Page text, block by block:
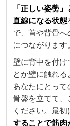
「正しい姿勢
直線になる状態
で、首や背骨へ
につながります
壁に背中を付け
とが壁に触れる
あなたにとって
骨盤を立てて、
ください。最
することで筋肉